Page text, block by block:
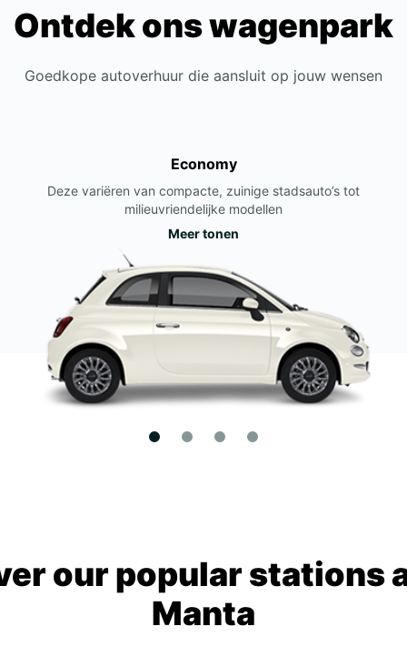
Ontdek ons wagenpark
Goedkope autoverhuur die aansluit op jouw wensen
Economy
Deze variëren van compacte, zuinige stadsauto’s tot
milieuvriendelijke modellen
Meer tonen
our popular stations
Manta